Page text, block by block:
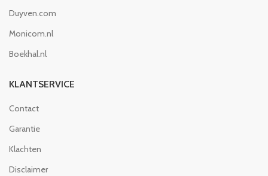
Duyven.com
Monicom.nl
Boekhal.nl
KLANTSERVICE
Contact
Garantie
Klachten
Disclaimer